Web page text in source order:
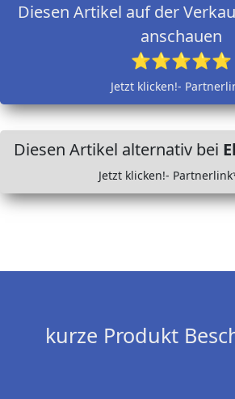
Diesen Artikel auf der
anschauen
⭐⭐⭐⭐⭐
Jetzt klicken!-
Diesen Artikel alternativ bei
Jetzt klicken!-
kurze Produkt